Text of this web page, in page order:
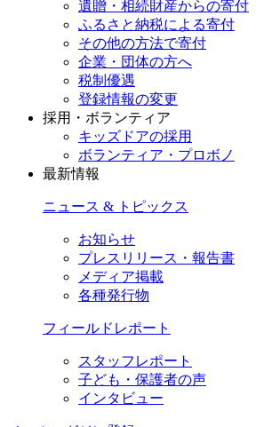
遺贈・相続財産からの寄付
ふるさと納税による寄付
その他の方法で寄付
企業・団体の方へ
税制優遇
登録情報の変更
採用・ボランティア
キッズドアの採用
ボランティア・プロボノ
最新情報
ニュース & トピックス
お知らせ
プレスリリース・報告書
メディア掲載
各種発行物
フィールドレポート
スタッフレポート
子ども・保護者の声
インタビュー